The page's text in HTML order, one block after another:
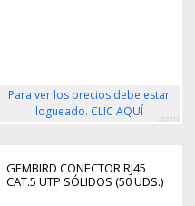
Para ver los precios debe estar
logueado. CLIC AQUÍ
462316
GEMBIRD CONECTOR RJ45
CAT.5 UTP SÓLIDOS (50 UDS.)